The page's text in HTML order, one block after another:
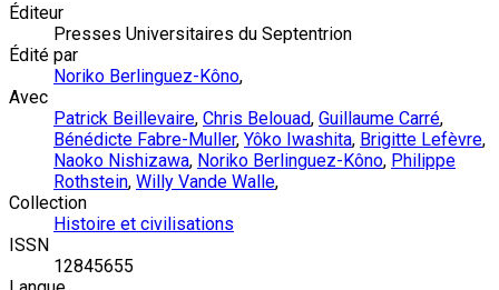
Éditeur
Presses Universitaires du Septentrion
Édité par
Noriko Berlinguez-Kôno,
Avec
Patrick Beillevaire, Chris Belouad, Guillaume Carré,
Bénédicte Fabre-Muller, Yôko Iwashita, Brigitte Lefèvre,
Naoko Nishizawa, Noriko Berlinguez-Kôno, Philippe
Rothstein, Willy Vande Walle,
Collection
Histoire et civilisations
ISSN
12845655